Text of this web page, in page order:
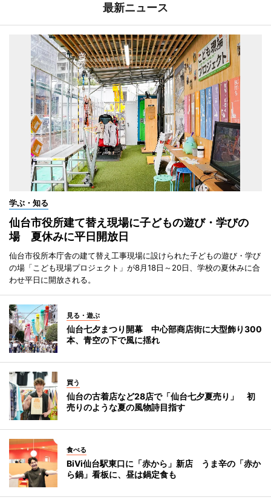
最新ニュース
学ぶ・知る
仙台市役所建て替え現場に子どもの遊び・学びの
場 夏休みに平日開放日
仙台市役所本庁舎の建て替え工事現場に設けられた子どもの遊び・学び
の場「こども現場プロジェクト」が8月18日～20日、学校の夏休みに合
わせ平日に開放される。
見る・遊ぶ
仙台七夕まつり開幕 中心部商店街に大型飾り300
本、青空の下で風に揺れ
買う
仙台の古着店など28店で「仙台七夕夏売り」 初
売りのような夏の風物詩目指す
食べる
BiVi仙台駅東口に「赤から」新店 うま辛の「赤か
ら鍋」看板に、昼は鍋定食も